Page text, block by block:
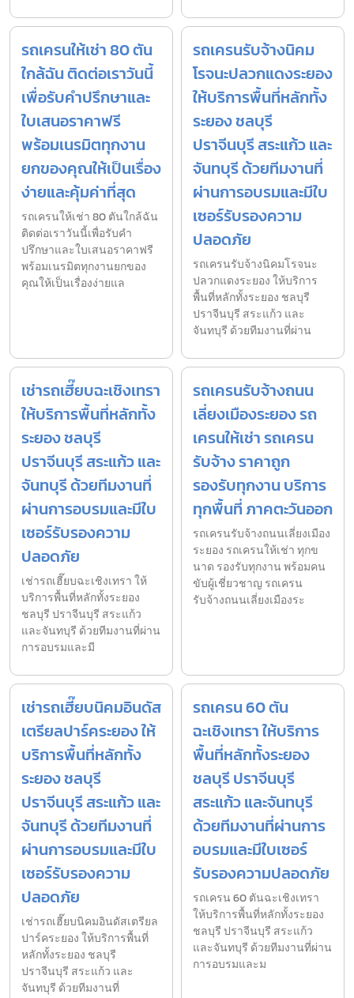
รถเครนให้เช่า 80 ตัน
ใกล้ฉัน ติดต่อเราวันนี้
เพื่อรับคำปรึกษาและ
ใบเสนอราคาฟรี
พร้อมเนรมิตทุกงาน
ยกของคุณให้เป็นเรื่อง
ง่ายและคุ้มค่าที่สุด
รถเครนให้เช่า 80 ตันใกล้ฉัน
ติดต่อเราวันนี้เพื่อรับคำ
ปรึกษาและใบเสนอราคาฟรี
พร้อมเนรมิตทุกงานยกของ
คุณให้เป็นเรื่องง่ายแล
รถเครนรับจ้างนิคม
โรจนะปลวกแดงระยอง
ให้บริการพื้นที่หลักทั้ง
ระยอง ชลบุรี
ปราจีนบุรี สระแก้ว และ
จันทบุรี ด้วยทีมงานที่
ผ่านการอบรมและมีใบ
เซอร์รับรองความ
ปลอดภัย
รถเครนรับจ้างนิคมโรจนะ
ปลวกแดงระยอง ให้บริการ
พื้นที่หลักทั้งระยอง ชลบุรี
ปราจีนบุรี สระแก้ว และ
จันทบุรี ด้วยทีมงานที่ผ่าน
เช่ารถเฮี๊ยบฉะเชิงเทรา
ให้บริการพื้นที่หลักทั้ง
ระยอง ชลบุรี
ปราจีนบุรี สระแก้ว และ
จันทบุรี ด้วยทีมงานที่
ผ่านการอบรมและมีใบ
เซอร์รับรองความ
ปลอดภัย
เช่ารถเฮี๊ยบฉะเชิงเทรา ให้
บริการพื้นที่หลักทั้งระยอง
ชลบุรี ปราจีนบุรี สระแก้ว
และจันทบุรี ด้วยทีมงานที่ผ่าน
การอบรมและมี
รถเครนรับจ้างถนน
เลี่ยงเมืองระยอง รถ
เครนให้เช่า รถเครน
รับจ้าง ราคาถูก
รองรับทุกงาน บริการ
ทุกพื้นที่ ภาคตะวันออก
รถเครนรับจ้างถนนเลี่ยงเมือง
ระยอง รถเครนให้เช่า ทุกข
นาด รองรับทุกงาน พร้อมคน
ขับผู้เชี่ยวชาญ รถเครน
รับจ้างถนนเลี่ยงเมืองระ
เช่ารถเฮี๊ยบนิคมอินดัส
เตรียลปาร์คระยอง ให้
บริการพื้นที่หลักทั้ง
ระยอง ชลบุรี
ปราจีนบุรี สระแก้ว และ
จันทบุรี ด้วยทีมงานที่
ผ่านการอบรมและมีใบ
เซอร์รับรองความ
ปลอดภัย
เช่ารถเฮี๊ยบนิคมอินดัสเตรียล
ปาร์คระยอง ให้บริการพื้นที่
หลักทั้งระยอง ชลบุรี
ปราจีนบุรี สระแก้ว และ
จันทบุรี ด้วยทีมงานที่
รถเครน 60 ตัน
ฉะเชิงเทรา ให้บริการ
พื้นที่หลักทั้งระยอง
ชลบุรี ปราจีนบุรี
สระแก้ว และจันทบุรี
ด้วยทีมงานที่ผ่านการ
อบรมและมีใบเซอร์
รับรองความปลอดภัย
รถเครน 60 ตันฉะเชิงเทรา
ให้บริการพื้นที่หลักทั้งระยอง
ชลบุรี ปราจีนบุรี สระแก้ว
และจันทบุรี ด้วยทีมงานที่ผ่าน
การอบรมและม